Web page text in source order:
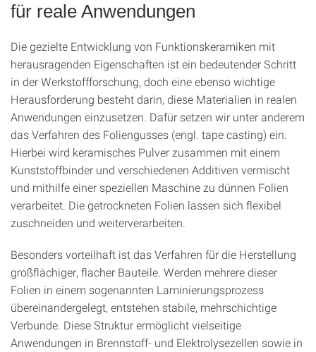
für reale Anwendungen
Die gezielte Entwicklung von Funktionskeramiken mit
herausragenden Eigenschaften ist ein bedeutender Schritt
in der Werkstoffforschung, doch eine ebenso wichtige
Herausforderung besteht darin, diese Materialien in realen
Anwendungen einzusetzen. Dafür setzen wir unter anderem
das Verfahren des Foliengusses (engl. tape casting) ein.
Hierbei wird keramisches Pulver zusammen mit einem
Kunststoffbinder und verschiedenen Additiven vermischt
und mithilfe einer speziellen Maschine zu dünnen Folien
verarbeitet. Die getrockneten Folien lassen sich flexibel
zuschneiden und weiterverarbeiten.
Besonders vorteilhaft ist das Verfahren für die Herstellung
großflächiger, flacher Bauteile. Werden mehrere dieser
Folien in einem sogenannten Laminierungsprozess
übereinandergelegt, entstehen stabile, mehrschichtige
Verbunde. Diese Struktur ermöglicht vielseitige
Anwendungen in Brennstoff- und Elektrolysezellen sowie in